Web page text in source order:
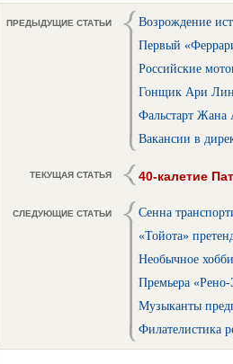
ПРЕДЫДУЩИЕ СТАТЬИ
Возрождение
Первый
Российские
Гонщик Ари
Фальстарт
Вакансии в
ТЕКУЩАЯ СТАТЬЯ 40-калетие
СЛЕДУЮЩИЕ СТАТЬИ
Сенна
«Тойота»
Необычное
Премьера
Музыканты
Филателистика